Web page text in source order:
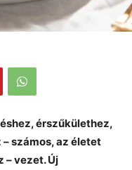
érszűkülethez,
számos, az életet
– vezet. Új